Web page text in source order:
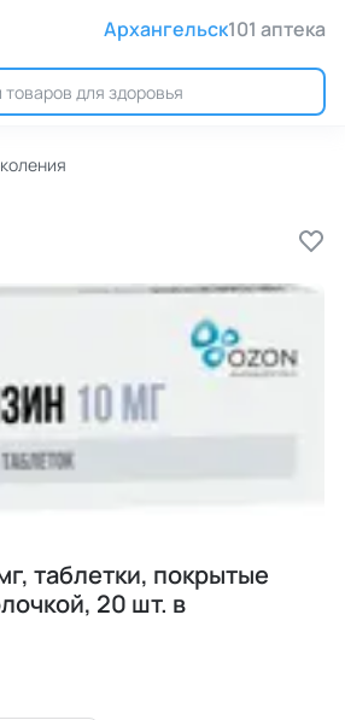
Архангельск101 аптека
таблетки, покрытые
20 шт. в